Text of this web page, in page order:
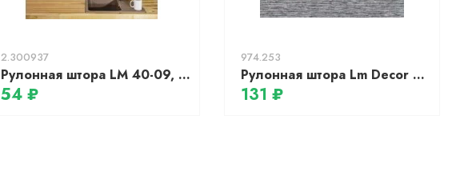
2.300937
Рулонная штора LM 40-09, 64*215 см (шоколад)
54 ₽
974.253
Рулонная штора Lm Decor Фьюжн ДН LB 20-06 (130x170)
131 ₽